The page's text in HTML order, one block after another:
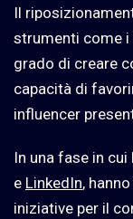
Il
strumenti come i
grado di creare
capacità di
influencer
In una fase in cui
e LinkedIn,
iniziative per il